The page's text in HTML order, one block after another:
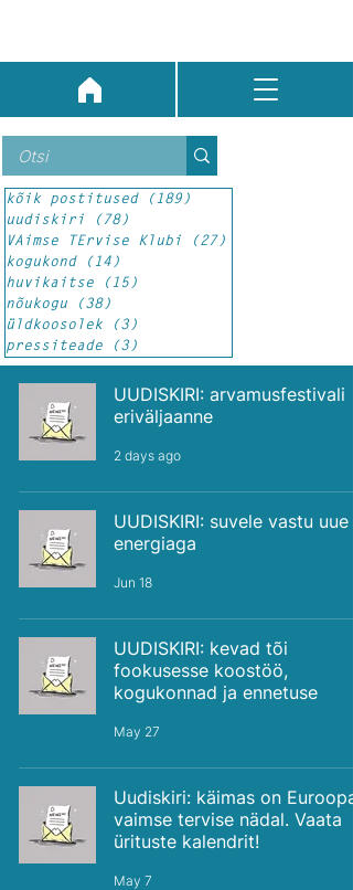
kõik postitused (189)
uudiskiri
(78)
VAimse TErvise Klubi
(27)
kogukond
(14)
huvikaitse
(15)
nõukogu
(38)
üldkoosolek
(3)
pressiteade
(3)
UUDISKIRI: arvamusfestivali
eriväljaanne
2 days ago
UUDISKIRI: suvele vastu uue
energiaga
Jun 18
UUDISKIRI: kevad tõi
fookusesse koostöö,
kogukonnad ja ennetuse
May 27
Uudiskiri: käimas on Euroopa
vaimse tervise nädal. Vaata
ürituste kalendrit!
May 7